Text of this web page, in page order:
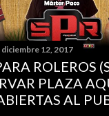
diciembre 12, 2017
ROLEROS
PLAZA
AL